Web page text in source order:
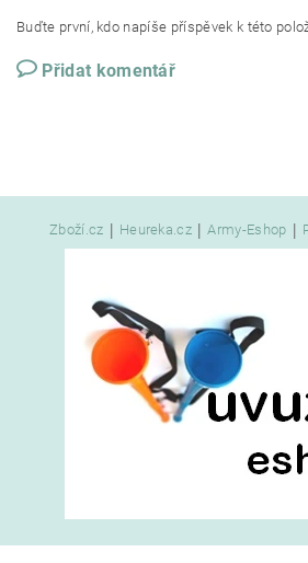
Buďte první, kdo napíše příspěvek k této
Přidat komentář
Zboží.cz | Heureka.cz | Army-Eshop |